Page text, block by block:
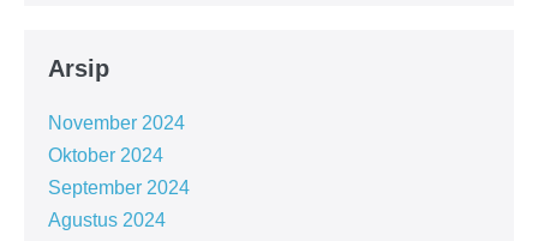
Arsip
November 2024
Oktober 2024
September 2024
Agustus 2024